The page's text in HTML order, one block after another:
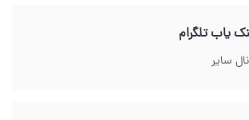
یاب تلگرام
سایر